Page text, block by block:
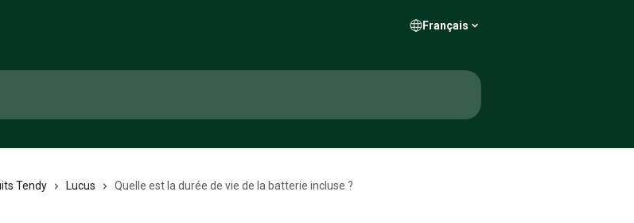
Français
Tendy Lucus Quelle est la durée de vie de la batterie incluse ?